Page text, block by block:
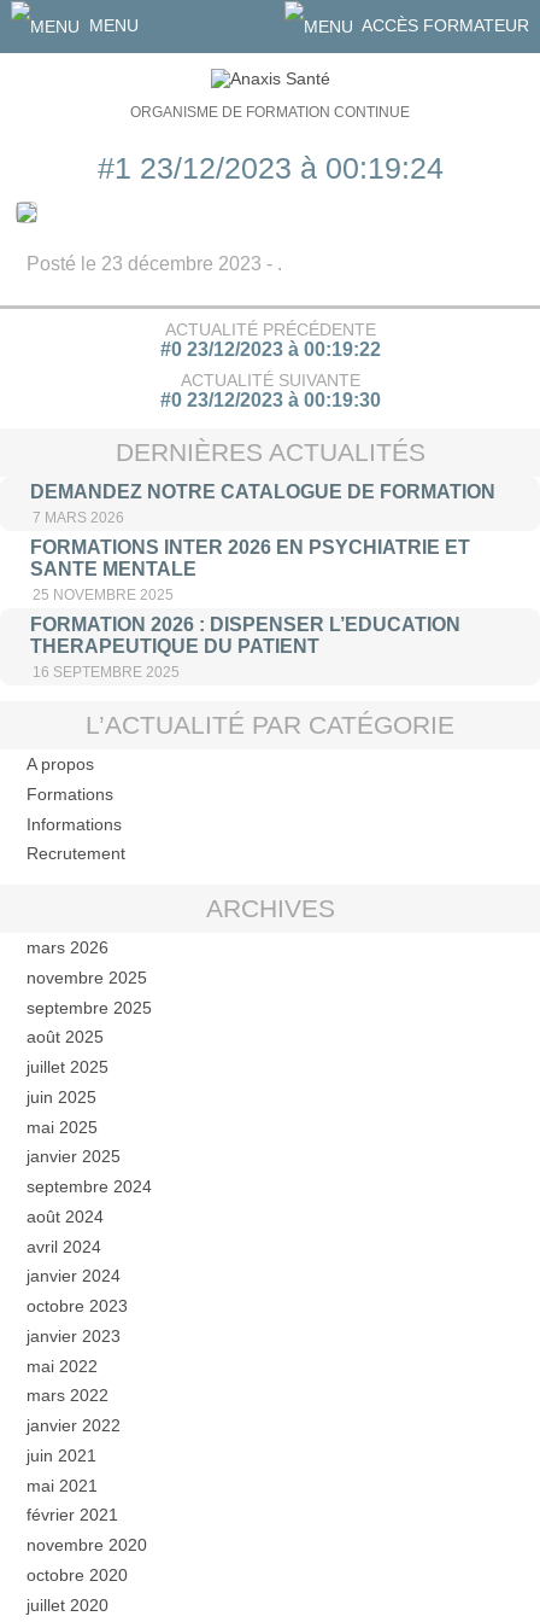
MENU ACCÈS FORMATEUR
ORGANISME DE FORMATION CONTINUE
#1 23/12/2023 à 00:19:24
Posté le 23 décembre 2023 - .
ACTUALITÉ PRÉCÉDENTE
#0 23/12/2023 à 00:19:22
ACTUALITÉ SUIVANTE
#0 23/12/2023 à 00:19:30
DERNIÈRES ACTUALITÉS
DEMANDEZ NOTRE CATALOGUE DE FORMATION
7 MARS 2026
FORMATIONS INTER 2026 EN PSYCHIATRIE ET
SANTE MENTALE
25 NOVEMBRE 2025
FORMATION 2026 : DISPENSER L’EDUCATION
THERAPEUTIQUE DU PATIENT
16 SEPTEMBRE 2025
L’ACTUALITÉ PAR CATÉGORIE
A propos
Formations
Informations
Recrutement
ARCHIVES
mars 2026
novembre 2025
septembre 2025
août 2025
juillet 2025
juin 2025
mai 2025
janvier 2025
septembre 2024
août 2024
avril 2024
janvier 2024
octobre 2023
janvier 2023
mai 2022
mars 2022
janvier 2022
juin 2021
mai 2021
février 2021
novembre 2020
octobre 2020
juillet 2020